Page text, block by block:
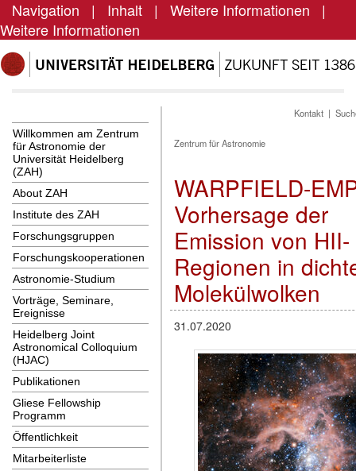
Navigation | Inhalt | Weitere Informationen |
Weitere Informationen
Willkommen am Zentrum
für Astronomie der
Universität Heidelberg
(ZAH)
About ZAH
Institute des ZAH
Forschungsgruppen
Forschungskooperationen
Astronomie-Studium
Vorträge, Seminare,
Ereignisse
Heidelberg Joint
Astronomical Colloquium
(HJAC)
Publikationen
Gliese Fellowship
Programm
Öffentlichkeit
Mitarbeiterliste
Kontakt |
Zentrum für Astronomie
WARPFIELD-
Vorhersage der
Emission von HII-
Regionen in
Molekülwolken
31.07.2020